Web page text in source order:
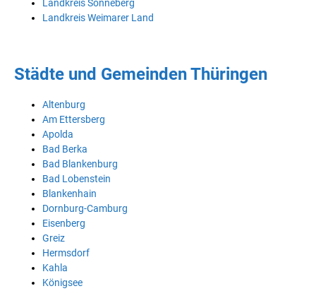
Landkreis Sonneberg
Landkreis Weimarer Land
Städte und Gemeinden Thüringen
Altenburg
Am Ettersberg
Apolda
Bad Berka
Bad Blankenburg
Bad Lobenstein
Blankenhain
Dornburg-Camburg
Eisenberg
Greiz
Hermsdorf
Kahla
Königsee